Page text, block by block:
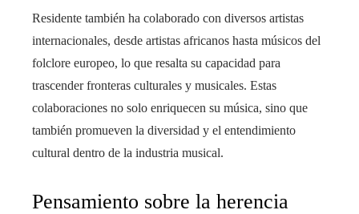
Residente también ha colaborado con diversos artistas
internacionales, desde artistas africanos hasta músicos del
folclore europeo, lo que resalta su capacidad para
trascender fronteras culturales y musicales. Estas
colaboraciones no solo enriquecen su música, sino que
también promueven la diversidad y el entendimiento
cultural dentro de la industria musical.
Pensamiento sobre la herencia